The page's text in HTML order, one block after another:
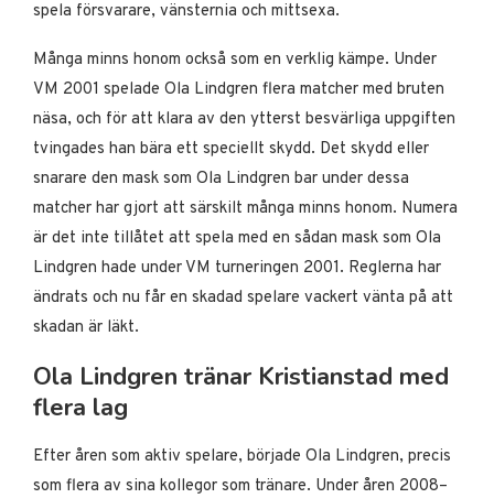
spela försvarare, vänsternia och mittsexa.
Många minns honom också som en verklig kämpe. Under
VM 2001 spelade Ola Lindgren flera matcher med bruten
näsa, och för att klara av den ytterst besvärliga uppgiften
tvingades han bära ett speciellt skydd. Det skydd eller
snarare den mask som Ola Lindgren bar under dessa
matcher har gjort att särskilt många minns honom. Numera
är det inte tillåtet att spela med en sådan mask som Ola
Lindgren hade under VM turneringen 2001. Reglerna har
ändrats och nu får en skadad spelare vackert vänta på att
skadan är läkt.
Ola Lindgren tränar Kristianstad med
flera lag
Efter åren som aktiv spelare, började Ola Lindgren, precis
som flera av sina kollegor som tränare. Under åren 2008–